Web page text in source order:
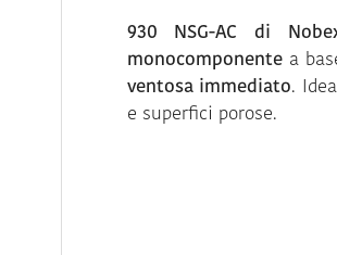
930 NSG-AC di
monocomponentea
ventosa immediato.
e superfici porose.